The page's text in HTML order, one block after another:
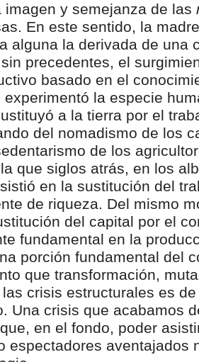
imagen y semejanza de las
En este sentido, la
alguna la derivada de una
precedentes, el
basado en el
la especie
a la tierra por el
del nomadismo de los
de los
que siglos atrás, en los
en la sustitución del
de riqueza. Del mismo
del capital por el
fundamental en la
porción fundamental del
que transformación,
crisis estructurales es
Una crisis que acabamos
en el fondo, poder
espectadores aventajados